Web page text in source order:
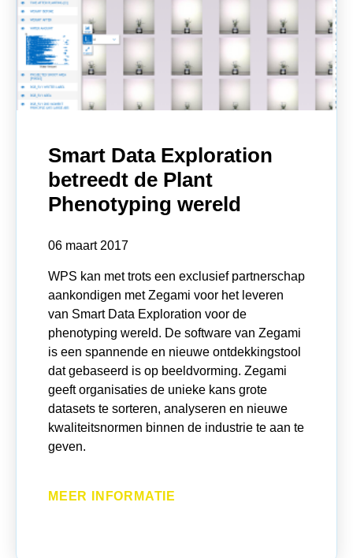
Smart Data Exploration
betreedt de Plant
Phenotyping wereld
06 maart 2017
WPS kan met trots een exclusief partnerschap
aankondigen met Zegami voor het leveren
van Smart Data Exploration voor de
phenotyping wereld. De software van Zegami
is een spannende en nieuwe ontdekkingstool
dat gebaseerd is op beeldvorming. Zegami
geeft organisaties de unieke kans grote
datasets te sorteren, analyseren en nieuwe
kwaliteitsnormen binnen de industrie te aan te
geven.
MEER INFORMATIE